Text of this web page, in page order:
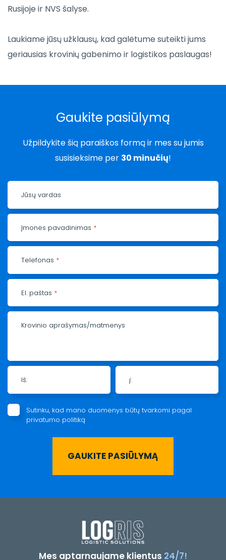
Rusijoje ir NVS šalyse.
Laukiame jūsų užklausų, kad galėtume suteikti jums
geriausias krovinių gabenimo ir logistikos paslaugas!
Gaukite pasiūlymą
Užpildykite šią paraiškos formą ir mes su jumis
susisieksime per 30 minučių!
Jūsų vardas
Įmonės pavadinimas *
Telefonas *
El. paštas *
Krovinio aprašymas/matmenys
Iš: į:
Sutinku, kad mano duomenys būtų tvarkomi pagal
privatumo politiką
Mes aptarnaujame klientus 24/7!